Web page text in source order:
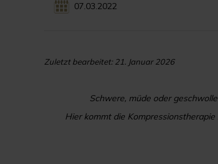
07.03.2022
Zuletzt bearbeitet: 21. Januar 2026
Schwere, müde oder
Hier kommt die